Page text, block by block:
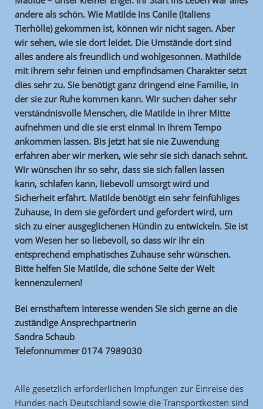
andere als schön. Wie Matilde ins Canile (Italiens
Tierhölle) gekommen ist, können wir nicht sagen. Aber
wir sehen, wie sie dort leidet. Die Umstände dort sind
alles andere als freundlich und wohlgesonnen. Mathilde
mit ihrem sehr feinen und empfindsamen Charakter setzt
dies sehr zu. Sie benötigt ganz dringend eine Familie, in
der sie zur Ruhe kommen kann. Wir suchen daher sehr
verständnisvolle Menschen, die Matilde in ihrer Mitte
aufnehmen und die sie erst einmal in ihrem Tempo
ankommen lassen. Bis jetzt hat sie nie Zuwendung
erfahren aber wir merken, wie sehr sie sich danach sehnt.
Wir wünschen ihr so sehr, dass sie sich fallen lassen
kann, schlafen kann, liebevoll umsorgt wird und
Sicherheit erfährt. Matilde benötigt ein sehr feinfühliges
Zuhause, in dem sie gefördert und gefordert wird, um
sich zu einer ausgeglichenen Hündin zu entwickeln. Sie ist
vom Wesen her so liebevoll, so dass wir ihr ein
entsprechend emphatisches Zuhause sehr wünschen.
Bitte helfen Sie Matilde, die schöne Seite der Welt
kennenzulernen!
Bei ernsthaftem Interesse wenden Sie sich gerne an die
zuständige Ansprechpartnerin
Sandra Schaub
Telefonnummer 0174 7989030
Alle gesetzlich erforderlichen Impfungen zur Einreise des
Hundes nach Deutschland sowie die Transportkosten sind